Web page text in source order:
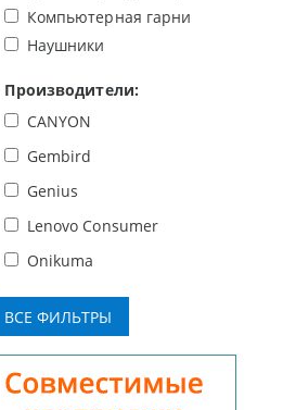
Oceanview.
Компьютерная гарнитура
Наушники
Производители:
CANYON
Gembird
Genius
Lenovo Consumer
Onikuma